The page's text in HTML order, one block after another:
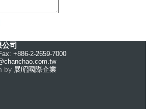
司
+886-2-2659-7000
by 展昭國際企業